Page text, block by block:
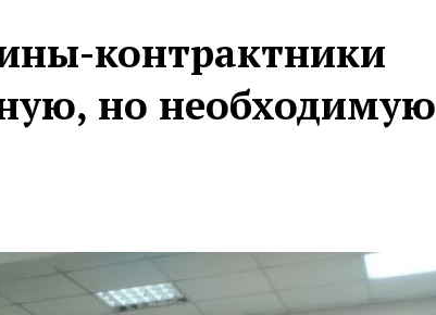
контрактники
но необходимую